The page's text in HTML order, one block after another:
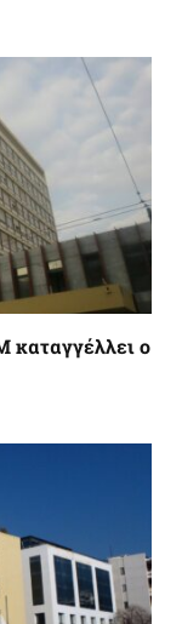
καταγγέλλει ο